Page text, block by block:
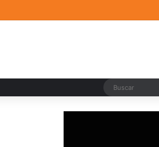
de artistas emergentes y consolidados